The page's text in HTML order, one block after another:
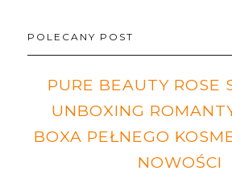
POLECANY POST
PURE BEAUTY ROSE
UNBOXING
BOXA PEŁNEGO
NOWOŚCI